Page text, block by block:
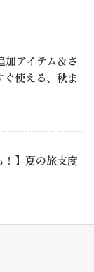
アイテム＆さ
使える、秋ま
！】夏の旅支度